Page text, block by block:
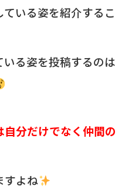
いる姿を紹介するこ
る姿を投稿するのは
自分だけでなく仲間の
すよね